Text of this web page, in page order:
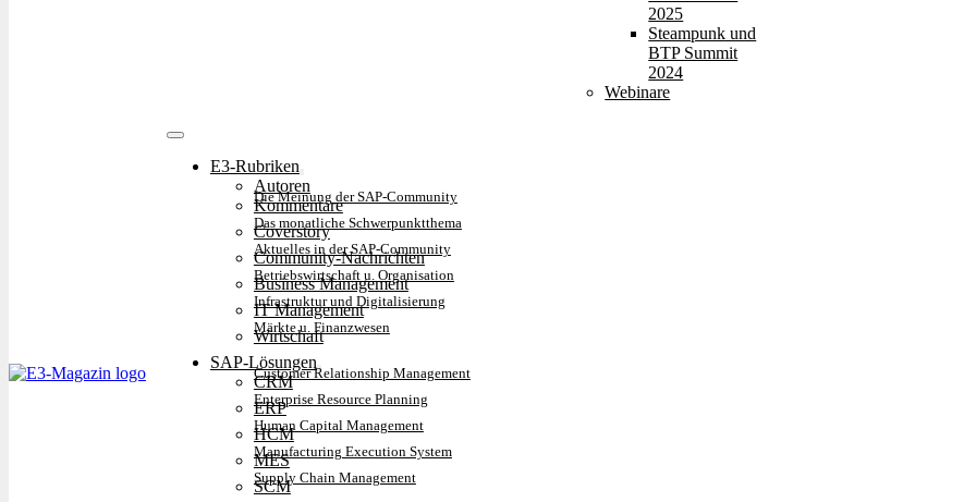
2025
Steampunk und
BTP Summit
2024
Webinare
E3-Rubriken
Autoren
Kommentare
Die Meinung der SAP-Community
Coverstory
Das monatliche Schwerpunktthema
Community-Nachrichten
Aktuelles in der SAP-Community
Business Management
Betriebswirtschaft u. Organisation
IT Management
Infrastruktur und Digitalisierung
Wirtschaft
Märkte u. Finanzwesen
SAP-Lösungen
CRM
Customer Relationship Management
ERP
Enterprise Resource Planning
HCM
Human Capital Management
MES
Manufacturing Execution System
SCM
Supply Chain Management